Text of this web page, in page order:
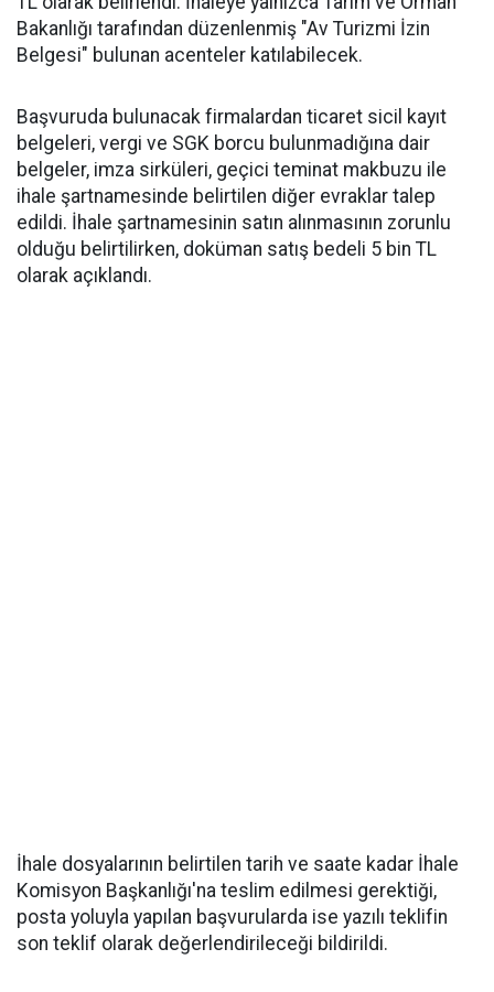
Bakanlığı tarafından düzenlenmiş "Av Turizmi İzin
Belgesi" bulunan acenteler katılabilecek.
Başvuruda bulunacak firmalardan ticaret sicil kayıt
belgeleri, vergi ve SGK borcu bulunmadığına dair
belgeler, imza sirküleri, geçici teminat makbuzu ile
ihale şartnamesinde belirtilen diğer evraklar talep
edildi. İhale şartnamesinin satın alınmasının zorunlu
olduğu belirtilirken, doküman satış bedeli 5 bin TL
olarak açıklandı.
İhale dosyalarının belirtilen tarih ve saate kadar İhale
Komisyon Başkanlığı'na teslim edilmesi gerektiği,
posta yoluyla yapılan başvurularda ise yazılı teklifin
son teklif olarak değerlendirileceği bildirildi.